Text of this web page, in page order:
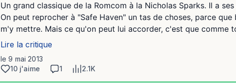
Un grand classique de la Romcom à la Nicholas Sparks. Il a
On peut reprocher à "Safe Haven" un tas de choses, parce
m'y mettre. Mais ce qu'on peut lui accorder, c'est que comme
Lire la critique
le 9 mai 2013
10 j'aime
1 2.1K